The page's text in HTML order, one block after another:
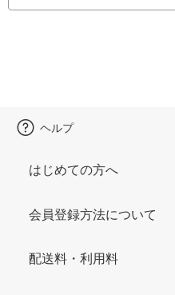
ヘルプ
はじめての方へ
会員登録方法について
配送料・利用料